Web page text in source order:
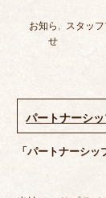
カ
お知ら
せ
, スタッ
パートナーシ
「パートナーシッ